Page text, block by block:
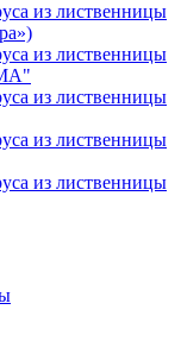
из лиственницы
из лиственницы
из лиственницы
из лиственницы
из лиственницы